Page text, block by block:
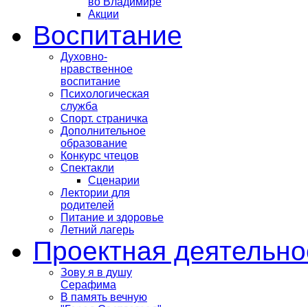
Акции
Воспитание
Духовно-
нравственное
воспитание
Психологическая
служба
Спорт. страничка
Дополнительное
образование
Конкурс чтецов
Спектакли
Сценарии
Лектории для
родителей
Питание и здоровье
Летний лагерь
Проектная
Зову я в душу
Серафима
В память вечную